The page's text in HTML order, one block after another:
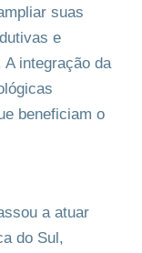
suas
e
integração da
beneficiam o
a atuar
do Sul,